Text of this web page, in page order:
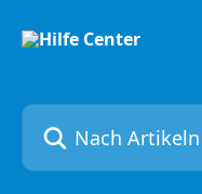
Nach Artikeln suchen …